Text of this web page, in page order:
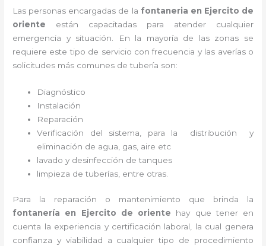
Las personas encargadas de la fontaneria en Ejercito de
oriente están capacitadas para atender cualquier
emergencia y situación. En la mayoría de las zonas se
requiere este tipo de servicio con frecuencia y las averías o
solicitudes más comunes de tubería son:
Diagnóstico
Instalación
Reparación
Verificación del sistema, para la distribución y
eliminación de agua, gas, aire etc
lavado y desinfección de tanques
limpieza de tuberías, entre otras.
Para la reparación o mantenimiento que brinda la
fontanería en Ejercito de oriente
hay que tener en
cuenta la experiencia y certificación laboral, la cual genera
confianza y viabilidad a cualquier tipo de procedimiento